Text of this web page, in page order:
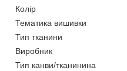
Колір
Тематика вишивки
Тип тканини
Виробник
Тип канви/тканинина